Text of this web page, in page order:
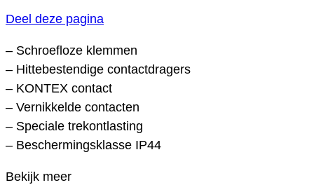
Deel deze pagina
– Schroefloze klemmen
– Hittebestendige contactdragers
– KONTEX contact
– Vernikkelde contacten
– Speciale trekontlasting
– Beschermingsklasse IP44
Bekijk meer